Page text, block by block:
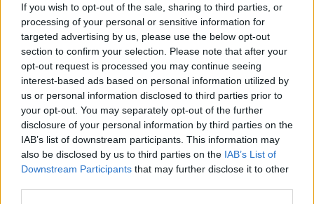
If you wish to opt-out of the sale, sharing to third parties, or
processing of your personal or sensitive information for
targeted advertising by us, please use the below opt-out
section to confirm your selection. Please note that after your
opt-out request is processed you may continue seeing
interest-based ads based on personal information utilized by
us or personal information disclosed to third parties prior to
your opt-out. You may separately opt-out of the further
disclosure of your personal information by third parties on the
IAB’s list of downstream participants. This information may
also be disclosed by us to third parties on the IAB’s List of
Downstream Participants that may further disclose it to other
Trouver un instrument de musique ou une partition au
meilleur prix sur
⇑
Paroles + Traduction Téléchargement
Vidéos
Commentaires
Voir la vidéo de «Kids of the
Century»